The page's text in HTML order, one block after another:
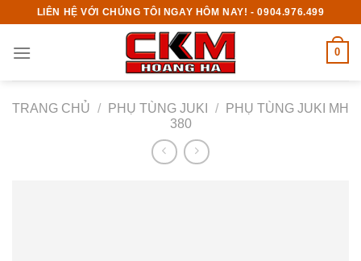
content
LIÊN HỆ VỚI CHÚNG TÔI NGAY HÔM NAY! - 0904.976.499
0
TRANG CHỦ / PHỤ TÙNG JUKI /
PHỤ TÙNG JUKI MH
380